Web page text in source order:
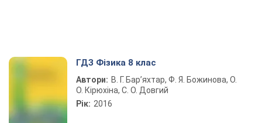
ГДЗ Фізика 8 клас
Автори: В. Г. Бар’яхтар, Ф. Я. Божинова, О.
О. Кірюхіна, С. О. Довгий
Рік: 2016